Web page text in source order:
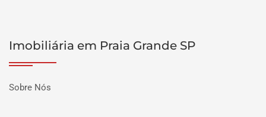
Imobiliária em Praia Grande SP
Sobre Nós